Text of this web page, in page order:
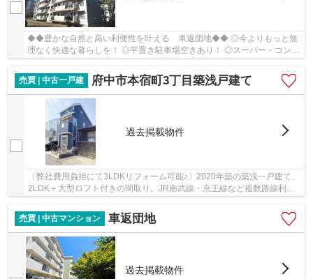
◆◆豊かな自然と高い利便性を叶える 車返団地◆◆ ◎今よりもっと無
理なく快適な暮らしを！ ◎平置き駐車場空きあり！ ◎スーパー・コンビ
売買 | 中古一戸建
府中市本宿町3丁目築浅戸建て
過去掲載物件
〔弊社費用負担にて3LDKリフォーム可能♪〕2020年築の築浅一戸建て、
2LDK＋大型ロフト付きの間取り。JR南武線・京王線など複数路線利用
売買 | 中古マンション
車返団地
過去掲載物件